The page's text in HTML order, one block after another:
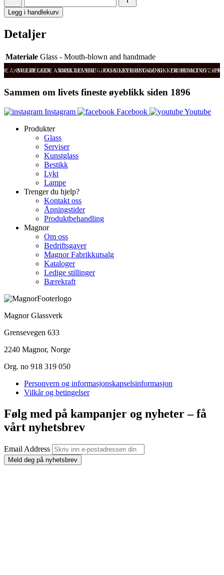
Legg i handlekurv
Detaljer
Materiale Glass - Mouth-blown and handmade
ANMELDELSER RASK LEVERING OG SIKKER BETALING FRI FRAKT OVER
SVÆRT GODE ANMELDELSER RASK LEVERING OG SIKKER BETALING
Sammen om livets fineste øyeblikk siden 1896
Instagram Facebook
Youtube
Produkter
Glass
Serviser
Kunstglass
Bestikk
Lykt
Lampe
Trenger du hjelp?
Kontakt oss
Åpningstider
Produktbehandling
Magnor
Om oss
Bedriftsgaver
Magnor Fabrikkutsalg
Kataloger
Ledige stillinger
Bærekraft
Magnor Glassverk
Grensevegen 633
2240 Magnor, Norge
Org. no 918 319 050
Personvern og informasjonskapselsinformasjon
Vilkår og betingelser
Følg med på kampanjer og nyheter – få
vårt nyhetsbrev
Email Address
Meld deg på nyhetsbrev